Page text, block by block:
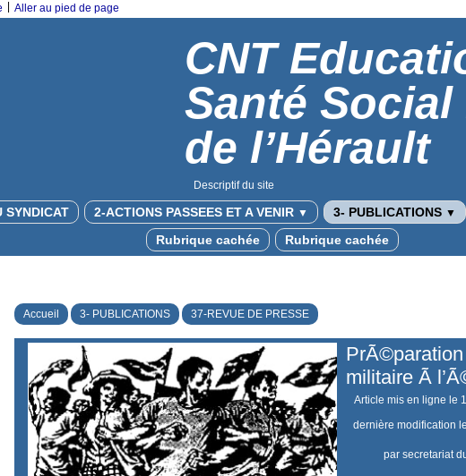
Aller au pied de page
CNT
Santé Social
de l’Hérault
Descriptif du site
SYNDICAT 2-ACTIONS PASSEES ET A VENIR ▼ 3- PUBLICATIONS ▼
Rubrique cachée
Rubrique cachée
Accueil 3- PUBLICATIONS 37-REVUE DE PRESSE
PrÃ©paration
militaire Ã
Article mis en ligne le
dernière modification
par secretariat